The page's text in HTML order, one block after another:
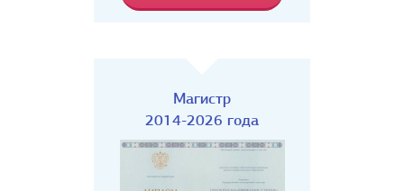
Магистр
2014-2026 года